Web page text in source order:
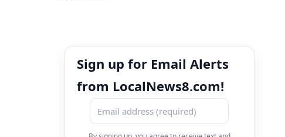
Sign up for Email Alerts
from LocalNews8.com!